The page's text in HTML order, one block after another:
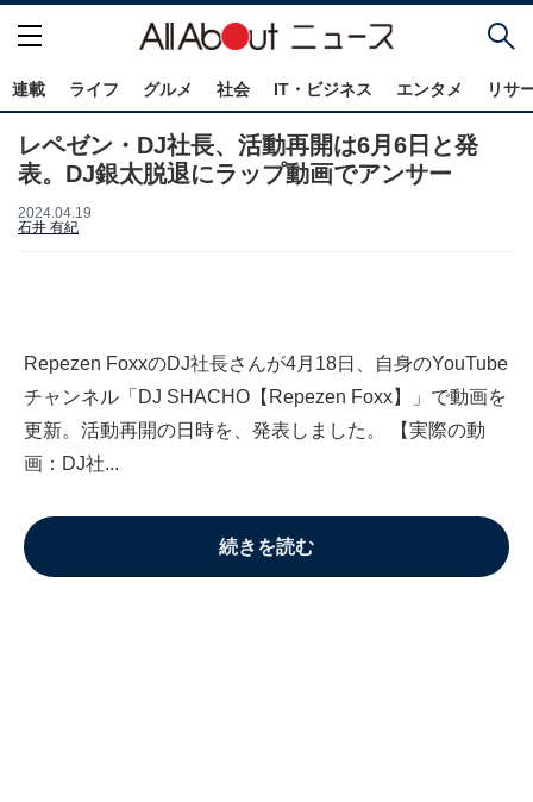
連載 ライフ グルメ 社会 IT・ビジネス エンタメ リサ
レペゼン・DJ社長、活動再開は6月6日と発
表。DJ銀太脱退にラップ動画でアンサー
2024.04.19
石井 有紀
Repezen FoxxのDJ社長さんが4月18日、自身のYouTube
チャンネル「DJ SHACHO【Repezen Foxx】」で動画を
更新。活動再開の日時を、発表しました。 【実際の動
画：DJ社...
続きを読む